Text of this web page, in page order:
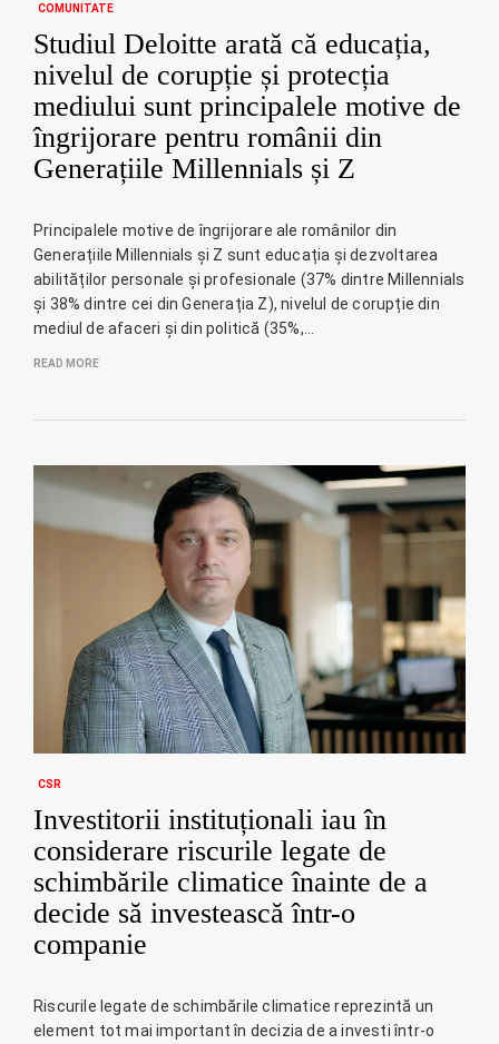
COMUNITATE
Studiul Deloitte arată că educația,
nivelul de corupție și protecția
mediului sunt principalele motive de
îngrijorare pentru românii din
Generațiile Millennials și Z
Principalele motive de îngrijorare ale românilor din
Generațiile Millennials și Z sunt educația și dezvoltarea
abilităților personale și profesionale (37% dintre Millennials
și 38% dintre cei din Generația Z), nivelul de corupție din
mediul de afaceri și din politică (35%,…
READ MORE
CSR
Investitorii instituționali iau în
considerare riscurile legate de
schimbările climatice înainte de a
decide să investească într-o
companie
Riscurile legate de schimbările climatice reprezintă un
element tot mai important în decizia de a investi într-o